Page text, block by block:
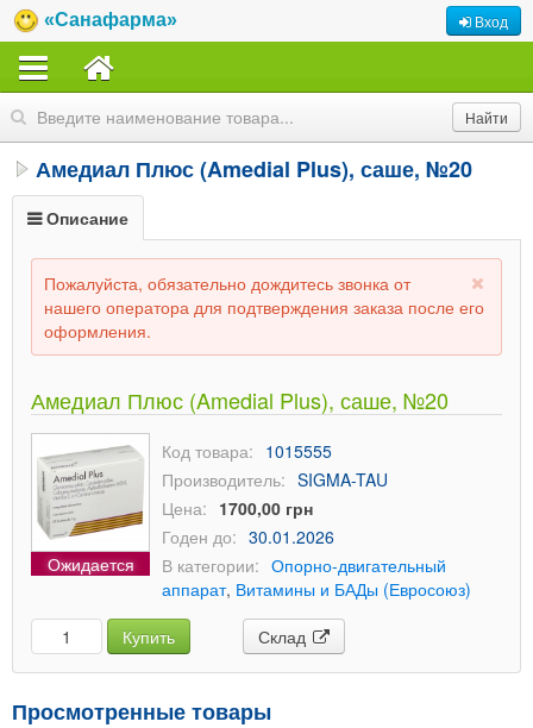
«Санафарма» Вход
Амедиал Плюс (Amedial Plus), саше, №20
Описание
Пожалуйста, обязательно дождитесь звонка от
нашего оператора для подтверждения заказа после его
оформления.
Амедиал Плюс (Amedial Plus), саше, №20
Ожидается
Код товара: 1015555
Производитель: SIGMA-TAU
Цена: 1700,00 грн
Годен до: 30.01.2026
В категории: Опорно-двигательный
аппарат, Витамины и БАДы (Евросоюз)
Купить
Склад
Просмотренные товары